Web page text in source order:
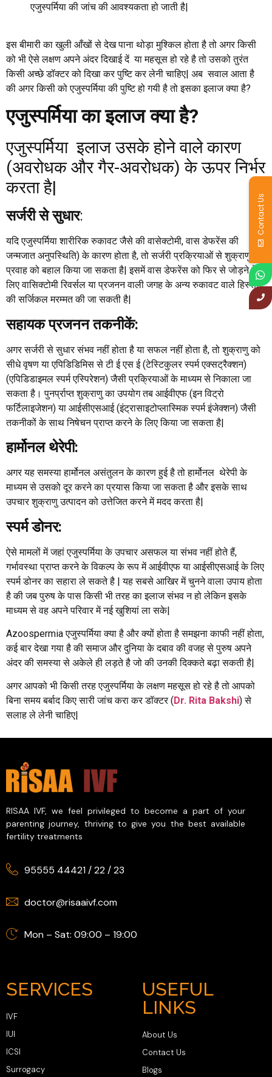
एजुस्पर्मिया की जांच की आवश्यकता हो जाती है|
इस बीमारी का खुली आँखों से देख पाना थोड़ा मुश्किल होता है तो अगर किसी
को भी ऐसे लक्षण अपने अंदर दिखाई दें या महसूस हो रहे है तो उसको तुरंत
किसी अच्छे डॉक्टर को दिखा कर पुष्टि कर लेनी चाहिए| अब सवाल आता है
की अगर किसी को एजुस्पर्मिया की पुष्टि हो गयी है तो इसका इलाज क्या है?
एजुस्पर्मिया का इलाज क्या है?
एजुस्पर्मिया इलाज उसके होने वाले कारण
(अवरोधक और गैर-अवरोधक) के ऊपर निर्भर
करता है|
सर्जरी से सुधार:
यदि एजुस्पर्मिया शारीरिक रुकावट जैसे की वासेक्टोमी, वास डेफरेंस की
जन्मजात अनुपस्थिति) के कारण होता है, तो सर्जरी प्रक्रियाओं से शुक्राणु के
प्रवाह को बहाल किया जा सकता है| इसमें वास डेफरेंस को फिर से जोड़ने के
लिए वासिक्टोमी रिवर्सल या प्रजनन वाली जगह के अन्य रुकावट वाले हिस्सों
की सर्जिकल मरम्मत की जा सकती है|
सहायक प्रजनन तकनीकें:
अगर सर्जरी से सुधार संभव नहीं होता है या सफल नहीं होता है, तो शुक्राणु को
सीधे वृषण या एपिडिडिमिस से टी ई एस ई (टेस्टिकुलर स्पर्म एक्सट्रैक्शन)
(एपिडिडाइमल स्पर्म एस्पिरेशन) जैसी प्रक्रियाओं के माध्यम से निकाला जा
सकता है। पुनर्प्राप्त शुक्राणु का उपयोग तब आईवीएफ (इन विट्रो
फर्टिलाइजेशन) या आईसीएसआई (इंट्रासाइटोप्लास्मिक स्पर्म इंजेक्शन) जैसी
तकनीकों के साथ निषेचन प्राप्त करने के लिए किया जा सकता है|
हार्मोनल थेरेपी:
अगर यह समस्या हार्मोनल असंतुलन के कारण हुई है तो हार्मोनल थेरेपी के
माध्यम से उसको दूर करने का प्रयास किया जा सकता है और इसके साथ
उपचार शुक्राणु उत्पादन को उत्तेजित करने में मदद करता है
स्पर्म डोनर:
ऐसे मामलों में जहां एजुस्पर्मिया के उपचार असफल या संभव नहीं होते हैं,
गर्भावस्था प्राप्त करने के विकल्प के रूप में आईवीएफ या आईसीएसआई के लिए
स्पर्म डोनर का सहारा ले सकते है | यह सबसे आखिर में चुनने वाला उपाय होता
है की जब पुरुष के पास किसी भी तरह का इलाज संभव न हो लेकिन इसके
माध्यम से वह अपने परिवार में नई खुशियां ला सके|
Azoospermia एजुस्पर्मिया क्या है और क्यों होता है समझना काफी नहीं होता,
कई बार देखा गया है की समाज और दुनिया के दबाव की वजह से पुरुष अपने
अंदर की समस्या से अकेले ही लड़ते है जो की उनकी दिक्कते बढ़ा सकती है|
अगर आपको भी किसी तरह एजुस्पर्मिया के लक्षण महसूस हो रहे है तो आपको
बिना समय बर्बाद किए सारी जांच करा कर डॉक्टर ( Dr. Rita Bakshi) से
सलाह ले लेनी चाहिए|
RISAA IVF, we feel privileged to become a part of your
parenting journey, thriving to give you the best available
fertility treatments
95555 44421/22/23
doctor@risaaivf.com
Mon – Sat: 09:00 – 19:00
SERVICES
IVF
IUI
ICSI
Surrogacy
USEFUL
LINKS
About Us
Contact Us
Blogs
Contact Us